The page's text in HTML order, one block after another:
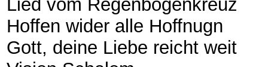
Lied vom Regenbogenkreuz
Hoffen wider alle Hoffnugn
Gott, deine Liebe reicht weit